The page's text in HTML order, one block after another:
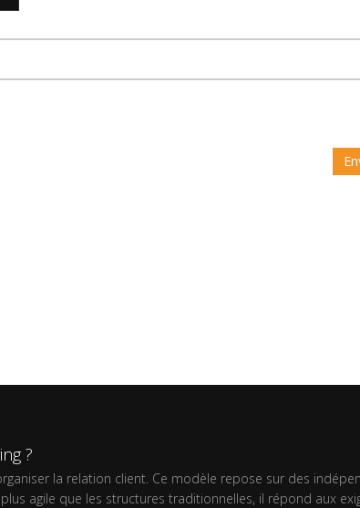
?
la relation client. Ce modèle repose sur des
agile que les structures traditionnelles, il répond aux